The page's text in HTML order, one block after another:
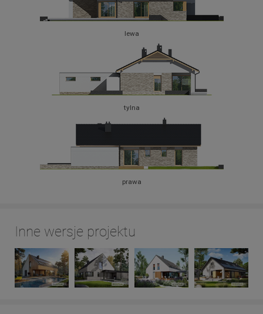
lewa
tylna
prawa
Inne wersje projektu